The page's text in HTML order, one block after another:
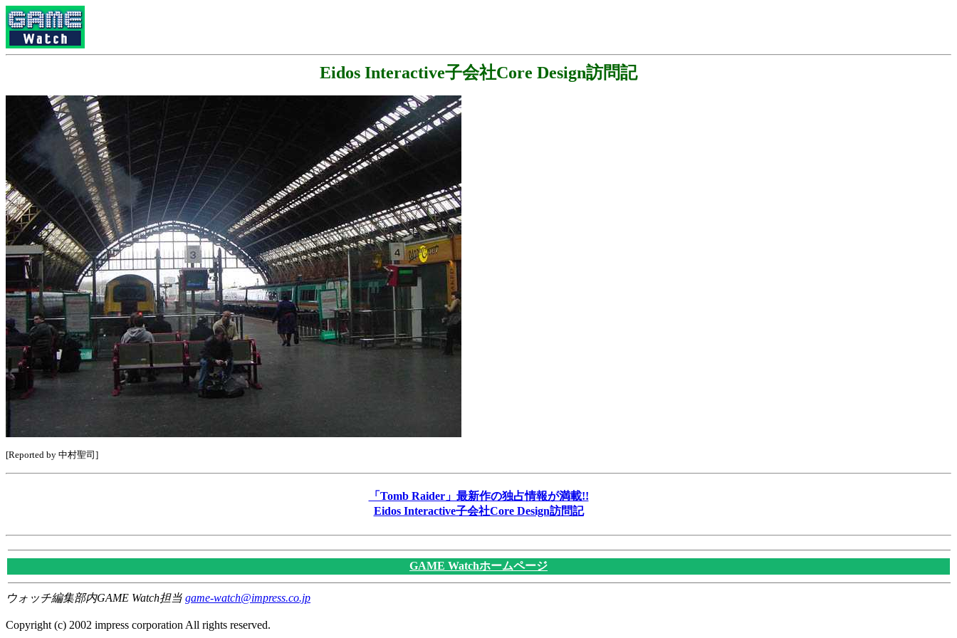
Eidos Interactive子会社Core Design訪問記
[Reported by 中村聖司]
「Tomb Raider」最新作の独占情報が満載!!
Eidos Interactive子会社Core Design訪問記
GAME Watchホームページ
ウォッチ編集部内GAME Watch担当 game-watch@impress.co.jp
Copyright (c) 2002 impress corporation All rights reserved.